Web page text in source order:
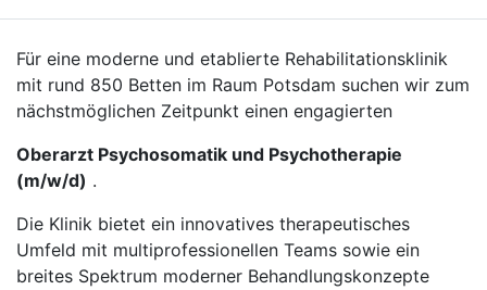
Für eine moderne und etablierte Rehabilitationsklinik
mit rund 850 Betten im Raum Potsdam suchen wir zum
nächstmöglichen Zeitpunkt einen engagierten
Oberarzt Psychosomatik und Psychotherapie
(m/w/d) .
Die Klinik bietet ein innovatives therapeutisches
Umfeld mit multiprofessionellen Teams sowie ein
breites Spektrum moderner Behandlungskonzepte